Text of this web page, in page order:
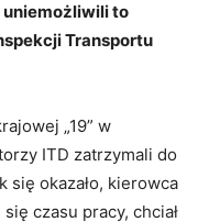
to
Transportu
„19” w
ITD zatrzymali do
się okazało, kierowca
czasu pracy, chciał